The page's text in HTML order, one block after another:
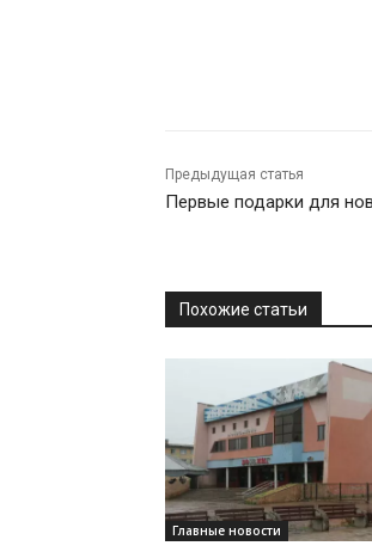
Предыдущая статья
Первые подарки для
Похожие статьи
Главные новости